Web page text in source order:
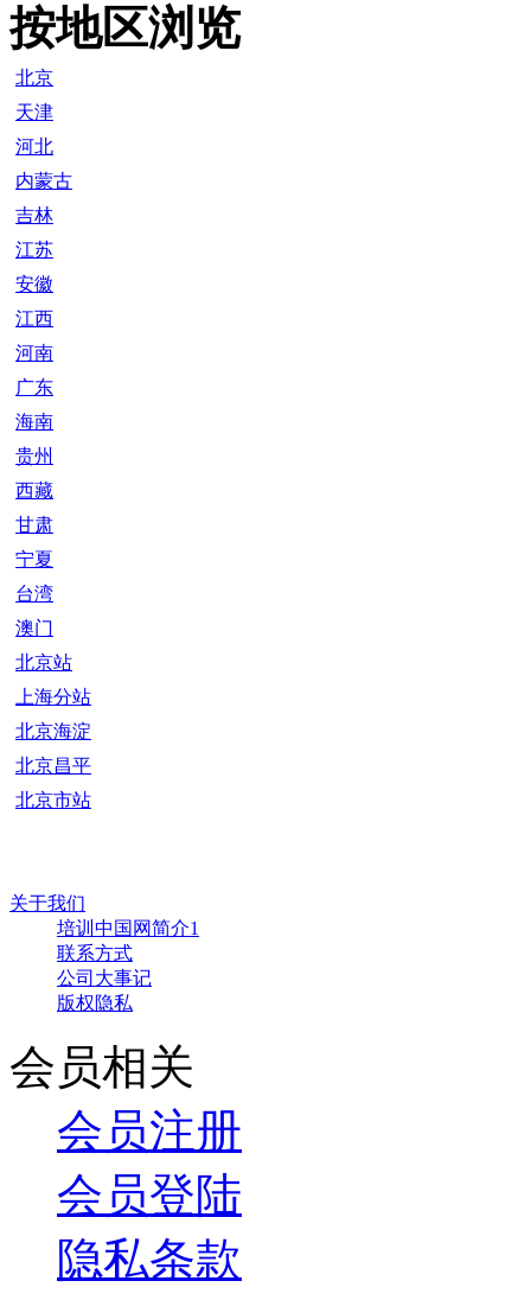
按地区浏览
北京
天津
河北
内蒙古
吉林
江苏
安徽
江西
河南
广东
海南
贵州
西藏
甘肃
宁夏
台湾
澳门
北京站
上海分站
北京海淀
北京昌平
北京市站
关于我们
培训中国网简介1
联系方式
公司大事记
版权隐私
会员相关
会员注册
会员登陆
隐私条款